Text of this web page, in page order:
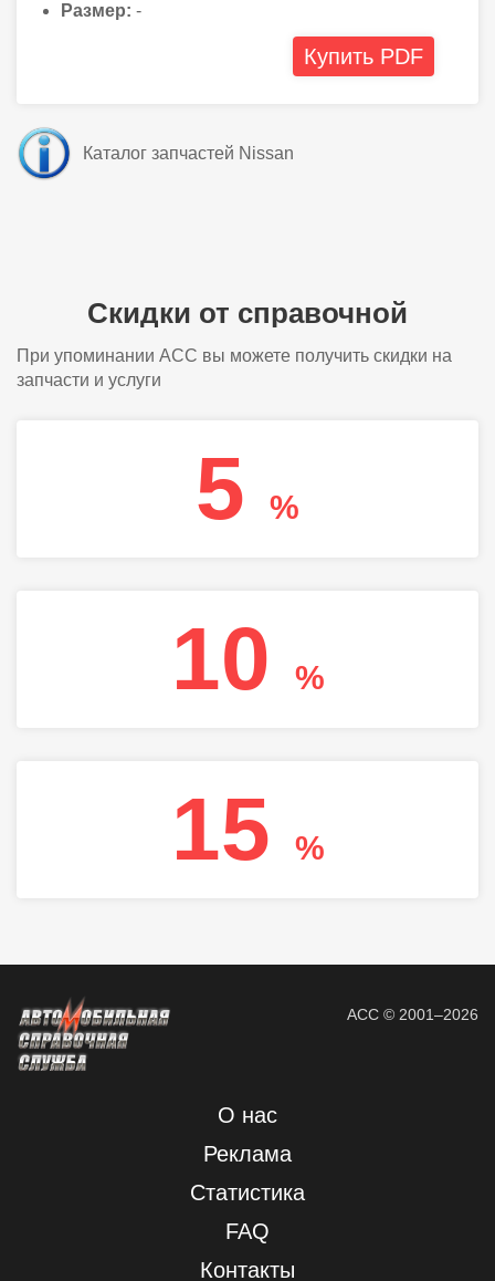
Размер: -
Купить PDF
Каталог запчастей Nissan
Скидки от справочной
При упоминании АСС вы можете получить скидки на
запчасти и услуги
5 %
10 %
15 %
АСС © 2001–2026
О нас
Реклама
Статистика
FAQ
Контакты